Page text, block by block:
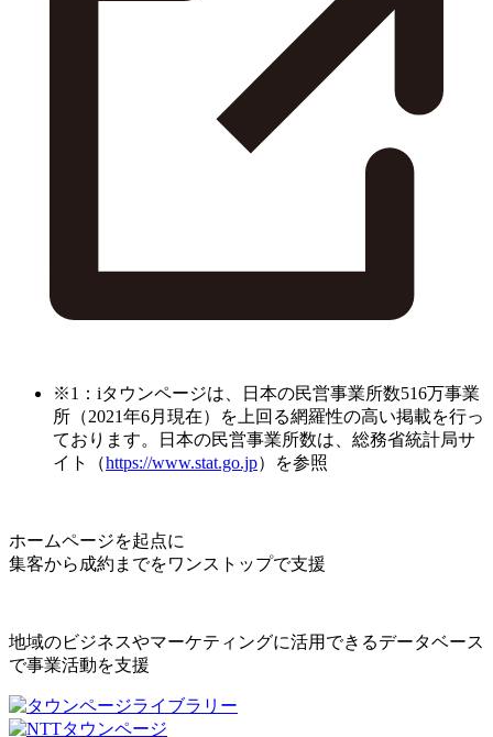
※1：iタウンページは、日本の民営事業所数516万事業
所（2021年6月現在）を上回る網羅性の高い掲載を行っ
ております。日本の民営事業所数は、総務省統計局サ
イト（https://www.stat.go.jp）を参照
ホームページを起点に
集客から成約までをワンストップで支援
地域のビジネスやマーケティングに活用できるデータベース
で事業活動を支援